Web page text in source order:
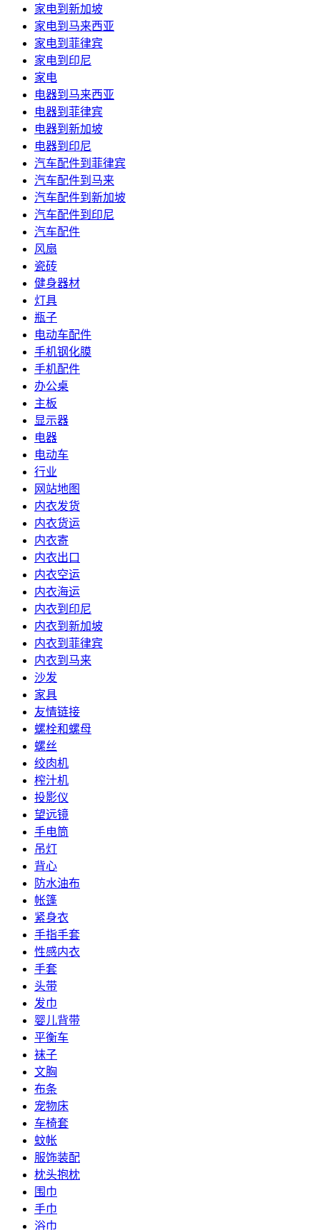
家电到新加坡
家电到马来西亚
家电到菲律宾
家电到印尼
家电
电器到马来西亚
电器到菲律宾
电器到新加坡
电器到印尼
汽车配件到菲律宾
汽车配件到马来
汽车配件到新加坡
汽车配件到印尼
汽车配件
风扇
瓷砖
健身器材
灯具
瓶子
电动车配件
手机钢化膜
手机配件
办公桌
主板
显示器
电器
电动车
行业
网站地图
内衣发货
内衣货运
内衣寄
内衣出口
内衣空运
内衣海运
内衣到印尼
内衣到新加坡
内衣到菲律宾
内衣到马来
沙发
家具
友情链接
螺栓和螺母
螺丝
绞肉机
榨汁机
投影仪
望远镜
手电筒
吊灯
背心
防水油布
帐篷
紧身衣
手指手套
性感内衣
手套
头带
发巾
婴儿背带
平衡车
袜子
文胸
布条
宠物床
车椅套
蚊帐
服饰装配
枕头抱枕
围巾
手巾
浴巾